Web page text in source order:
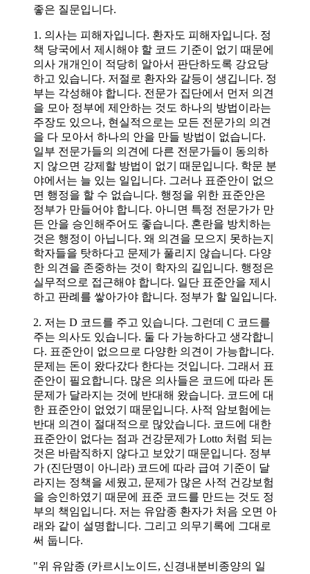
좋은 질문입니다.
1. 의사는 피해자입니다. 환자도 피해자입니다. 정
책 당국에서 제시해야 할 코드 기준이 없기 때문에
의사 개개인이 적당히 알아서 판단하도록 강요당
하고 있습니다. 저절로 환자와 갈등이 생깁니다. 정
부는 각성해야 합니다. 전문가 집단에서 먼저 의견
을 모아 정부에 제안하는 것도 하나의 방법이라는
주장도 있으나, 현실적으로는 모든 전문가의 의견
을 다 모아서 하나의 안을 만들 방법이 없습니다.
일부 전문가들의 의견에 다른 전문가들이 동의하
지 않으면 강제할 방법이 없기 때문입니다. 학문 분
야에서는 늘 있는 일입니다. 그러나 표준안이 없으
면 행정을 할 수 없습니다. 행정을 위한 표준안은
정부가 만들어야 합니다. 아니면 특정 전문가가 만
든 안을 승인해주어도 좋습니다. 혼란을 방치하는
것은 행정이 아닙니다. 왜 의견을 모으지 못하는지
학자들을 탓하다고 문제가 풀리지 않습니다. 다양
한 의견을 존중하는 것이 학자의 길입니다. 행정은
실무적으로 접근해야 합니다. 일단 표준안을 제시
하고 판례를 쌓아가야 합니다. 정부가 할 일입니다.
2. 저는 D 코드를 주고 있습니다. 그런데 C 코드를
주는 의사도 있습니다. 둘 다 가능하다고 생각합니
다. 표준안이 없으므로 다양한 의견이 가능합니다.
문제는 돈이 왔다갔다 한다는 것입니다. 그래서 표
준안이 필요합니다. 많은 의사들은 코드에 따라 돈
문제가 달라지는 것에 반대해 왔습니다. 코드에 대
한 표준안이 없었기 때문입니다. 사적 암보험에는
반대 의견이 절대적으로 많았습니다. 코드에 대한
표준안이 없다는 점과 건강문제가 Lotto 처럼 되는
것은 바람직하지 않다고 보았기 때문입니다. 정부
가 (진단명이 아니라) 코드에 따라 급여 기준이 달
라지는 정책을 세웠고, 문제가 많은 사적 건강보험
을 승인하였기 때문에 표준 코드를 만드는 것도 정
부의 책임입니다. 저는 유암종 환자가 처음 오면 아
래와 같이 설명합니다. 그리고 의무기록에 그대로
써 둡니다.
"위 유암종 (카르시노이드, 신경내분비종양의 일